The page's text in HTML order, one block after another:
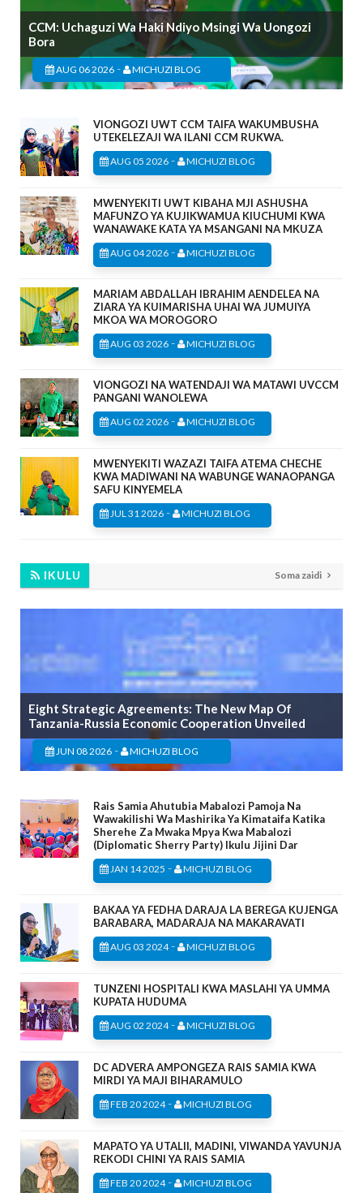
CCM: Uchaguzi Wa Haki Ndiyo Msingi Wa Uongozi
Bora
AUG 06 2026 - MICHUZI BLOG
VIONGOZI UWT CCM TAIFA WAKUMBUSHA
UTEKELEZAJI WA ILANI CCM RUKWA.
AUG 05 2026 - MICHUZI BLOG
MWENYEKITI UWT KIBAHA MJI ASHUSHA
MAFUNZO YA KUJIKWAMUA KIUCHUMI KWA
WANAWAKE KATA YA MSANGANI NA MKUZA
AUG 04 2026 - MICHUZI BLOG
MARIAM ABDALLAH IBRAHIM AENDELEA NA
ZIARA YA KUIMARISHA UHAI WA JUMUIYA
MKOA WA MOROGORO
AUG 03 2026 - MICHUZI BLOG
VIONGOZI NA WATENDAJI WA MATAWI UVCCM
PANGANI WANOLEWA
AUG 02 2026 - MICHUZI BLOG
MWENYEKITI WAZAZI TAIFA ATEMA CHECHE
KWA MADIWANI NA WABUNGE WANAOPANGA
SAFU KINYEMELA
JUL 31 2026 - MICHUZI BLOG
IKULU Soma zaidi
Eight Strategic Agreements: The New Map Of
Tanzania-Russia Economic Cooperation Unveiled
JUN 08 2026 - MICHUZI BLOG
Rais Samia Ahutubia Mabalozi Pamoja Na
Wawakilishi Wa Mashirika Ya Kimataifa Katika
Sherehe Za Mwaka Mpya Kwa Mabalozi
(Diplomatic Sherry Party) Ikulu Jijini Dar
JAN 14 2025 - MICHUZI BLOG
BAKAA YA FEDHA DARAJA LA BEREGA KUJENGA
BARABARA, MADARAJA NA MAKARAVATI
AUG 03 2024- MICHUZI BLOG
TUNZENI HOSPITALI KWA MASLAHI YA UMMA
KUPATA HUDUMA
AUG 02 2024- MICHUZI BLOG
DC ADVERA AMPONGEZA RAIS SAMIA KWA
MIRDI YA MAJI BIHARAMULO
FEB 20 2024- MICHUZI BLOG
MAPATO YA UTALII, MADINI, VIWANDA YAVUNJA
REKODI CHINI YA RAIS SAMIA
FEB 20 2024- MICHUZI BLOG